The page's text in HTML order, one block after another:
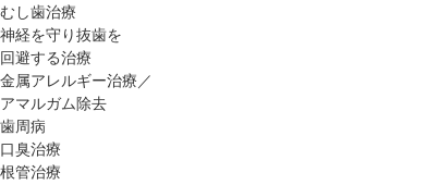
むし歯治療
神経を守り抜歯を
回避する治療
金属アレルギー治療／
アマルガム除去
歯周病
口臭治療
根管治療